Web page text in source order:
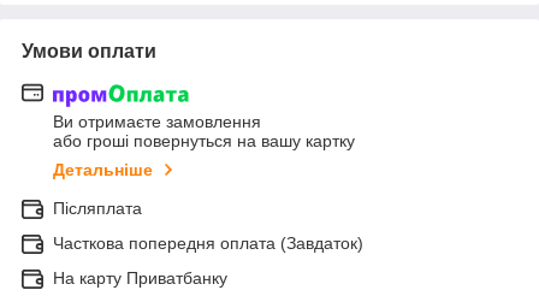
Умови оплати
Ви отримаєте замовлення
або гроші повернуться на вашу картку
Детальніше
Післяплата
Часткова попередня оплата (Завдаток)
На карту Приватбанку